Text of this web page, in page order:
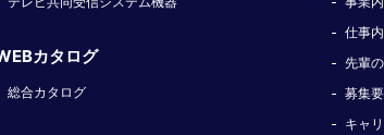
カタログ
総合カタログ
仕事
先輩
募集
キャ